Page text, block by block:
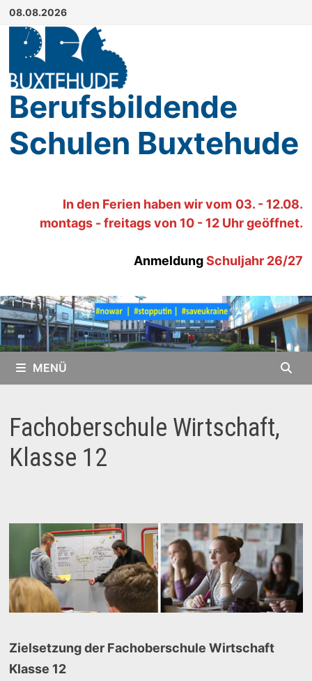
Zum
Inhalt
springen
08.08.2026
Berufsbildende
Schulen Buxtehude
In den Ferien haben wirvom 03. - 12.08.
montags - freitags von 10 - 12 Uhr geöffnet.
AnmeldungSchuljahr 26/27
MENÜ
Fachoberschule Wirtschaft,
Klasse 12
Zielsetzung der Fachoberschule Wirtschaft
Klasse 12